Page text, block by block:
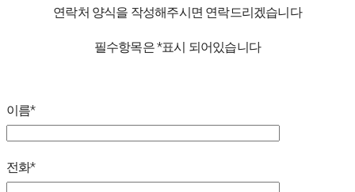
연락처 양식을 작성해주시면 연락드리겠습니다
필수항목은 *표시 되어있습니다
이름*
전화*